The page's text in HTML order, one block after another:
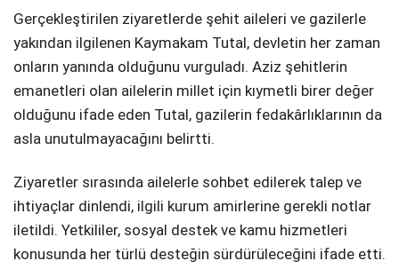
Facebook
Youtube
Gerçekleştirilen ziyaretlerde şehit aileleri ve gazilerle
yakından ilgilenen Kaymakam Tutal, devletin her zaman
onların yanında olduğunu vurguladı. Aziz şehitlerin
emanetleri olan ailelerin millet için kıymetli birer değer
olduğunu ifade eden Tutal, gazilerin fedakârlıklarının da
asla unutulmayacağını belirtti.
Ziyaretler sırasında ailelerle sohbet edilerek talep ve
ihtiyaçlar dinlendi, ilgili kurum amirlerine gerekli notlar
iletildi. Yetkililer, sosyal destek ve kamu hizmetleri
konusunda her türlü desteğin sürdürüleceğini ifade etti.